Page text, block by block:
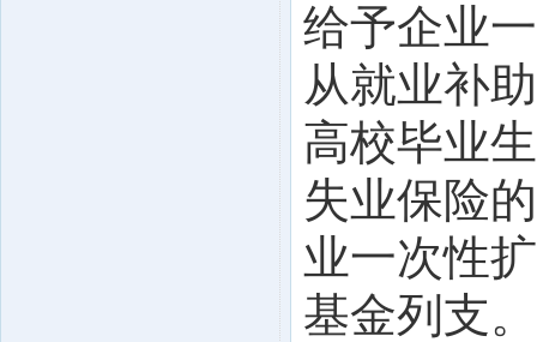
给予企业
从就业补
高校毕业
失业保险
业一次性
基金列支